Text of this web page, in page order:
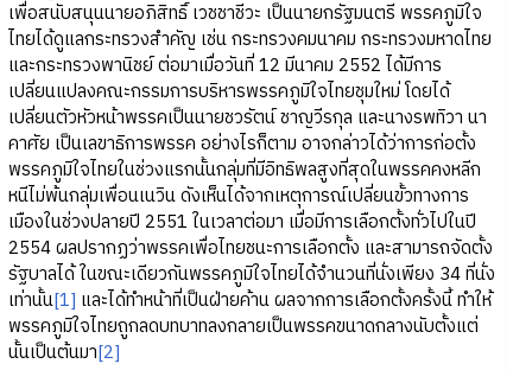
เพื่อสนับสนุนนายอภิสิทธิ์ เวชชาชีวะ เป็นนายกรัฐมนตรี พรรคภูมิใจ
ไทยได้ดูแลกระทรวงสำคัญ เช่น กระทรวงคมนาคม กระทรวงมหาดไทย
และกระทรวงพานิชย์ ต่อมาเมื่อวันที่ 12 มีนาคม 2552 ได้มีการ
เปลี่ยนแปลงคณะกรรมการบริหารพรรคภูมิใจไทยชุมใหม่ โดยได้
เปลี่ยนตัวหัวหน้าพรรคเป็นนายชวรัตน์ ชาญวีรกุล และนางรพทิวา นา
คาศัย เป็นเลขาธิการพรรค อย่างไรก็ตาม อาจกล่าวได้ว่าการก่อตั้ง
พรรคภูมิใจไทยในช่วงแรกนั้นกลุ่มที่มีอิทธิพลสูงที่สุดในพรรคคงหลีก
หนีไม่พ้นกลุ่มเพื่อนเนวิน ดังเห็นได้จากเหตุการณ์เปลี่ยนขั้วทางการ
เมืองในช่วงปลายปี 2551 ในเวลาต่อมา เมื่อมีการเลือกตั้งทั่วไปในปี
2554 ผลปรากฏว่าพรรคเพื่อไทยชนะการเลือกตั้ง และสามารถจัดตั้ง
รัฐบาลได้ ในขณะเดียวกันพรรคภูมิใจไทยได้จำนวนที่นั่งเพียง 34 ที่นั่ง
เท่านั้น[1] และได้ทำหน้าที่เป็นฝ่ายค้าน ผลจากการเลือกตั้งครั้งนี้ ทำให้
พรรคภูมิใจไทยถูกลดบทบาทลงกลายเป็นพรรคขนาดกลางนับตั้งแต่
นั้นเป็นต้นมา[2]